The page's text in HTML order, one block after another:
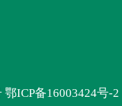
鄂ICP备16003424号-2